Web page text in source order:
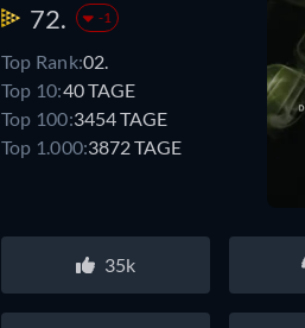
72. -1
Top Rank:02.
Top 10:40 TAGE
Top 100:3454 TAGE
Top 1.000:3872 TAGE
35k